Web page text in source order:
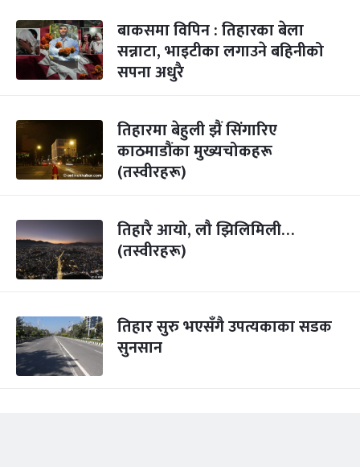
बाकसमा विपिन : तिहारका बेला
सन्नाटा, भाइटीका लगाउने बहिनीको
सपना अधुरै
तिहारमा बेहुली झैं सिंगारिए
काठमाडौंका मुख्यचोकहरू
(तस्वीरहरू)
तिहारै आयो, लौ झिलिमिली…
(तस्वीरहरू)
तिहार सुरु भएसँगै उपत्यकाका सडक
सुनसान